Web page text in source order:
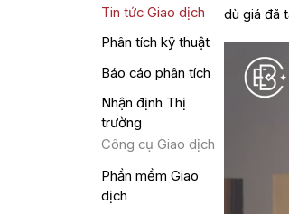
Tin tức Giao dịch
Phân tích kỹ thuật
Báo cáo phân tích
Nhận định Thị
trường
Công cụ Giao dịch
Phần mềm Giao
dịch
dù giá đã